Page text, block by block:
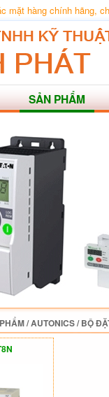
mặt hàng chính hãng,
SẢN PHẨM
/AUTONICS/BỘ